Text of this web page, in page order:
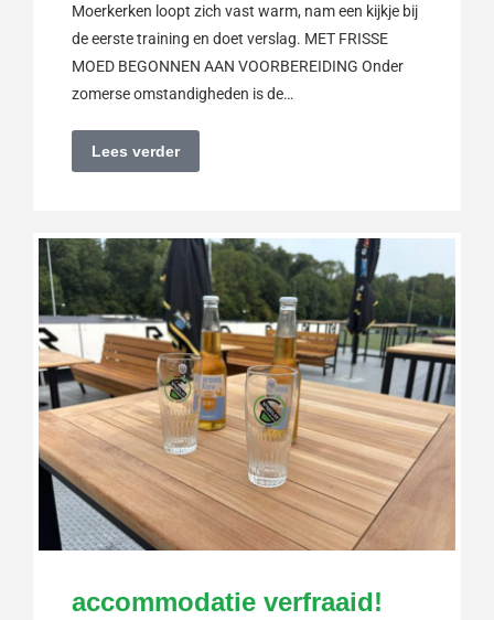
Moerkerken loopt zich vast warm, nam een kijkje bij
de eerste training en doet verslag. MET FRISSE
MOED BEGONNEN AAN VOORBEREIDING Onder
zomerse omstandigheden is de…
Lees verder
accommodatie verfraaid!